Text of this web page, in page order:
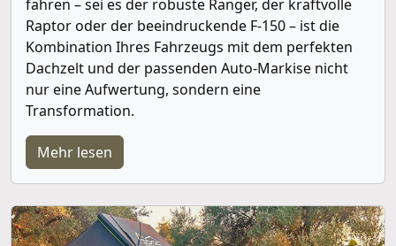
fahren – sei es der robuste Ranger, der kraftvolle
Raptor oder der beeindruckende F-150 – ist die
Kombination Ihres Fahrzeugs mit dem perfekten
Dachzelt und der passenden Auto-Markise nicht
nur eine Aufwertung, sondern eine
Transformation.
Mehr lesen